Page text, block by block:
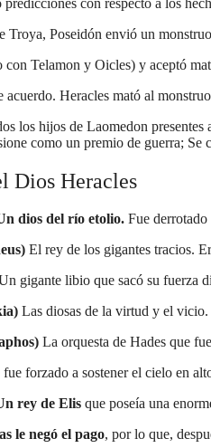
Troya, Poseidón envió un
Telamon y Oicles) y aceptó
acuerdo. Heracles mató al
los hijos de Laomedon
como un premio de guerra; Se
Dios Heracles
dios del río etolio. Fue
El rey de los gigantes tracios.
gigante libio que sacó su fuerza
Las diosas de la virtud y el
La orquesta de Hades que
fue forzado a sostener el cielo en
rey de Elis que poseía una
le negó el pago, por lo que,